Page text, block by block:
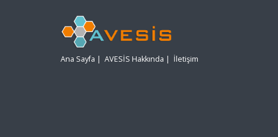
Ana Sayfa | AVESİS Hakkında | İletişim